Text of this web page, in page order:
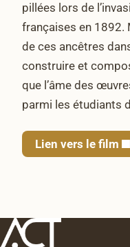
pillées lors de
françaises en 1892.
de ces ancêtres
construire et
que l’âme des
parmi les étudiants
Lien vers le film